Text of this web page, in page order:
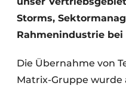
Storms,
Rahmenindustrie
Die Übernahme von
Matrix-Gruppe wurde